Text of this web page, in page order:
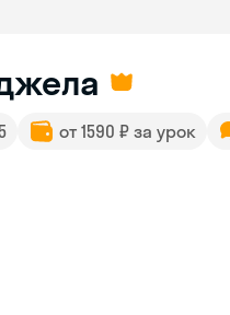
5 от 1590 ₽ за урок